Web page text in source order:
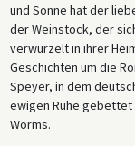
und Sonne hat der
der Weinstock, der
verwurzelt in ihrer
Geschichten um die
Speyer, in dem
ewigen Ruhe gebettet
Worms.